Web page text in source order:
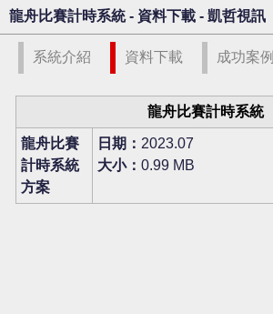
龍舟比賽計時系統 - 資料下載 - 凱哲視訊
系統介紹 資料下載 成功案例
龍舟比賽計時系統
龍舟比賽
計時系統
方案
日期： 2023.07
大小： 0.99 MB